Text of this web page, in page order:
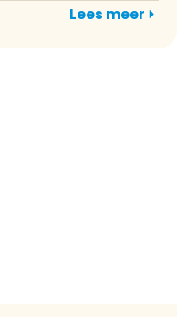
Lees meer